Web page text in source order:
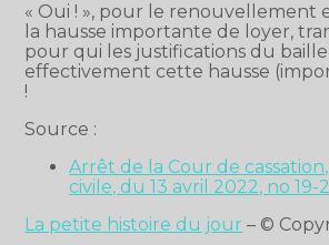
« Oui ! », pour le renouvellement
la hausse importante de loyer,
pour qui les justifications du
effectivement cette hausse
!
Source :
Arrêt de la Cour de
civile, du 13 avril 2022, no 19-
La petite histoire du jour – ©